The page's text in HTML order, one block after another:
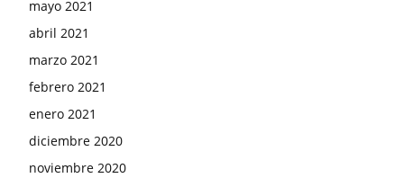
mayo 2021
abril 2021
marzo 2021
febrero 2021
enero 2021
diciembre 2020
noviembre 2020